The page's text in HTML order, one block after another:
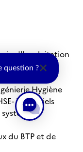
d''exploitation
Hygiène
industriels
du BTP et de
question ?